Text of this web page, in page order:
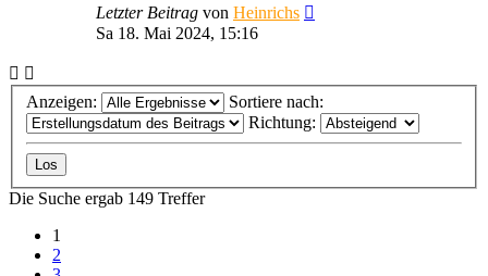
Letzter Beitrag von Heinrichs
Sa 18. Mai 2024, 15:16
Anzeigen:
Sortiere nach:
Richtung:
Die Suche ergab 149 Treffer
1
2